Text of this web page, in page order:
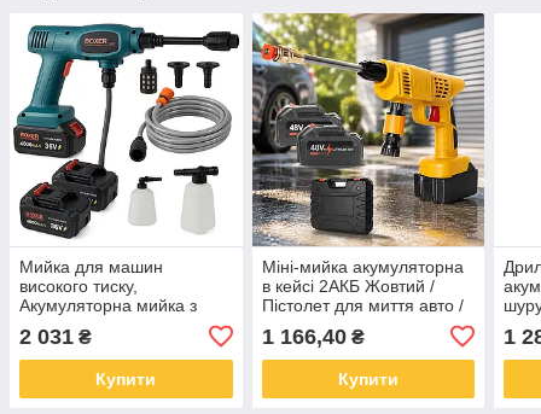
Мийка для машин
високого тиску,
Акумуляторна мийка з
Компактна автомийка AK-
76
2 031 ₴
Купити
Міні-мийка акумуляторна
в кейсі 2АКБ Жовтий /
Пістолет для миття авто /
шлангом
1 166,40₴
Купити
40
1